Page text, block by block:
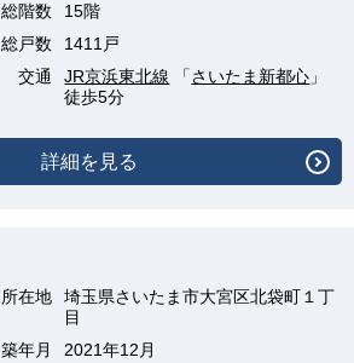
総階数
15階
総戸数
1411戸
交通
JR京浜東北線 「さいたま新都心 」
徒歩5分
詳細を見る
所在地
埼玉県さいたま市大宮区北袋町１丁
目
築年月
2021年12月